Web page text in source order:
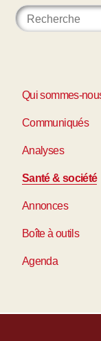
Qui sommes-
Communiqués
Analyses
Santé & société
Annonces
Boîte à outils
Agenda